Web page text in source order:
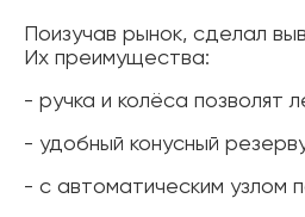
Поизучав рынок, сделал
Их преимущества:
- ручка и колёса позволят
- удобный конусный
- с автоматическим узлом